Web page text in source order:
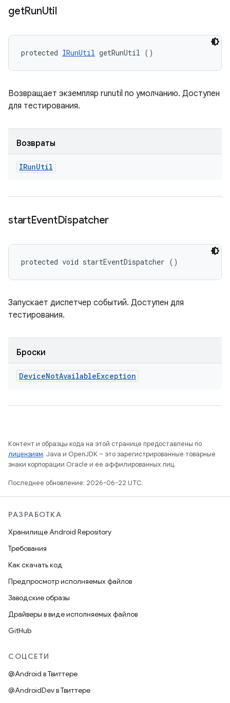
getRunUtil
protected IRunUtil getRunUtil ()
Возвращает экземпляр runutil по умолчанию. Доступен
для тестирования.
Возвраты
IRunUtil
startEventDispatcher
protected void startEventDispatcher ()
Запускает диспетчер событий. Доступен для
тестирования.
Броски
DeviceNotAvailableException
Контент и образцы кода на этой странице предоставлены по
лицензиям. Java и OpenJDK – это зарегистрированные товарные
знаки корпорации Oracle и ее аффилированных лиц.
Последнее обновление: 2026-06-22 UTC.
РАЗРАБОТКА
Хранилище Android Repository
Требования
Как скачать код
Предпросмотр исполняемых файлов
Заводские образы
Драйверы в виде исполняемых файлов
GitHub
СОЦСЕТИ
@Android в Твиттере
@AndroidDev в Твиттере